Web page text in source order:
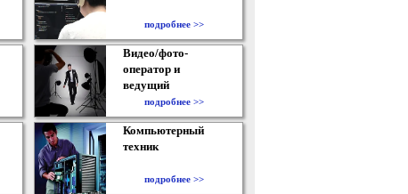
подробнее >>
Видео/фото-
оператор и
ведущий
подробнее >>
Компьютерный
техник
подробнее >>